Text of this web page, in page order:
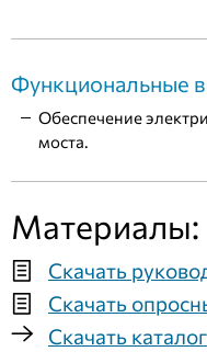
Функциональные
Обеспечение
моста.
Материалы:
Скачать
Скачать
Скачать каталог